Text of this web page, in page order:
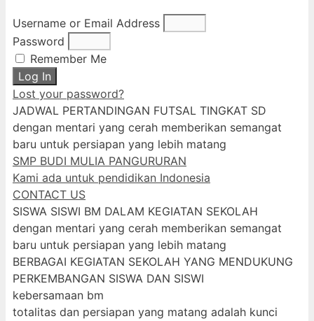
Username or Email Address
Password
Remember Me
Log In
Lost your password?
JADWAL PERTANDINGAN FUTSAL TINGKAT SD
dengan mentari yang cerah memberikan semangat
baru untuk persiapan yang lebih matang
SMP BUDI MULIA PANGURURAN
Kami ada untuk pendidikan Indonesia
CONTACT US
SISWA SISWI BM DALAM KEGIATAN SEKOLAH
dengan mentari yang cerah memberikan semangat
baru untuk persiapan yang lebih matang
BERBAGAI KEGIATAN SEKOLAH YANG MENDUKUNG
PERKEMBANGAN SISWA DAN SISWI
kebersamaan bm
totalitas dan persiapan yang matang adalah kunci